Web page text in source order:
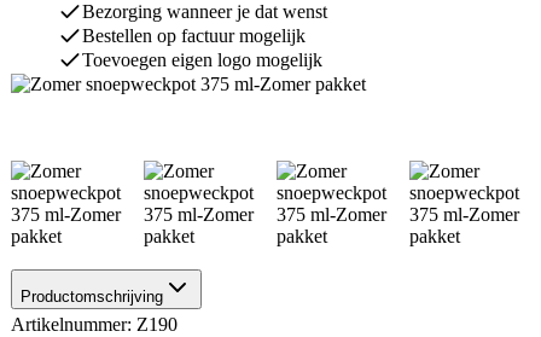
Bezorging wanneer je dat wenst
Bestellen op factuur mogelijk
Toevoegen eigen logo mogelijk
Productomschrijving
Artikelnummer: Z190